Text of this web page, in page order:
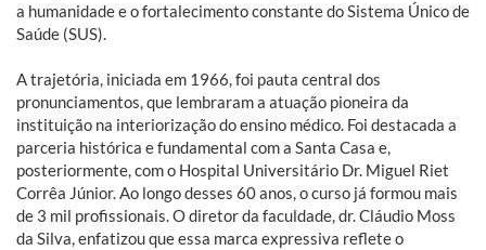
a humanidade e o fortalecimento constante do Sistema Único de
Saúde (SUS).
A trajetória, iniciada em 1966, foi pauta central dos
pronunciamentos, que lembraram a atuação pioneira da
instituição na interiorização do ensino médico. Foi destacada a
parceria histórica e fundamental com a Santa Casa e,
posteriormente, com o Hospital Universitário Dr. Miguel Riet
Corrêa Júnior. Ao longo desses 60 anos, o curso já formou mais
de 3 mil profissionais. O diretor da faculdade, dr. Cláudio Moss
da Silva, enfatizou que essa marca expressiva reflete o